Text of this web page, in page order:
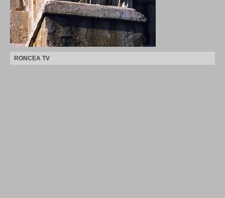
RONCEA TV